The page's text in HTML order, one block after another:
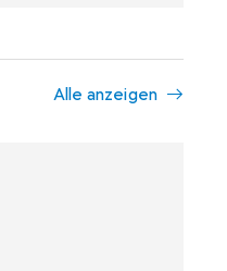
Alle anzeigen